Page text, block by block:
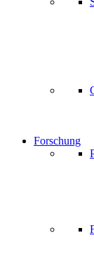
Forschung